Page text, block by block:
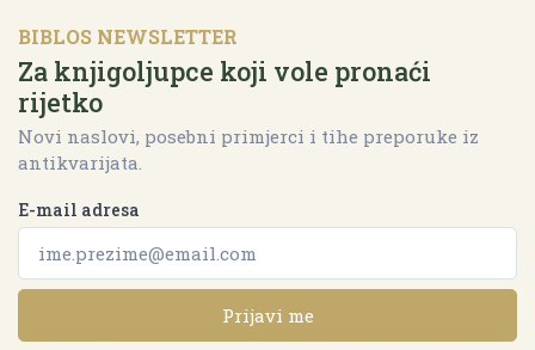
BIBLOS NEWSLETTER
Za knjigoljupce koji vole pronaći
rijetko
Novi naslovi, posebni primjerci i tihe preporuke iz
antikvarijata.
E-mail adresa
Prijavi me